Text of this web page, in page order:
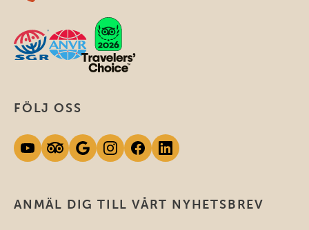
ANMÄL DIG TILL VÅRT NYHETSBREV
FÖLJ OSS